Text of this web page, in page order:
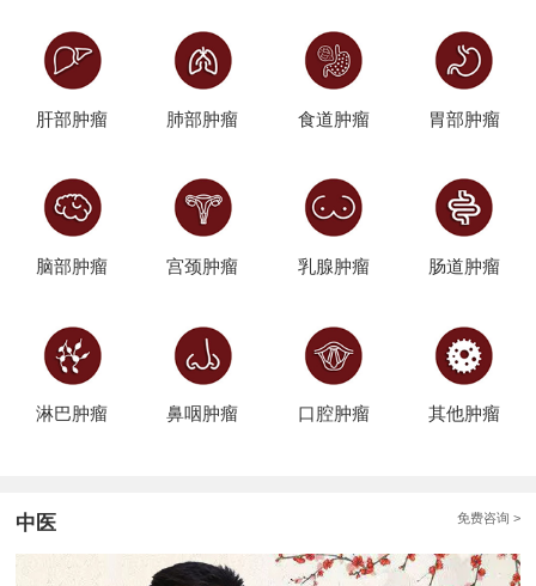
肝部肿瘤 肺部肿瘤 食道肿瘤 胃部肿瘤
脑部肿瘤 宫颈肿瘤 乳腺肿瘤 肠道肿瘤
淋巴肿瘤 鼻咽肿瘤 口腔肿瘤 其他肿瘤
中医 免费咨询 >